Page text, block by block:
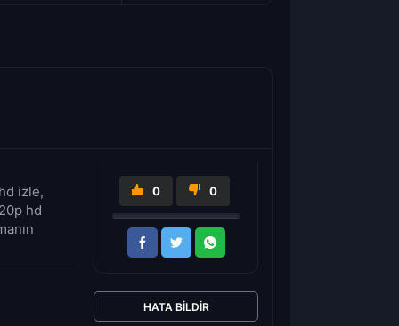
izle,
hd
0 0
HATA BILDIR